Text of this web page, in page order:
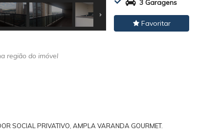
3 Garagens
Favoritar
região do imóvel
SOCIAL PRIVATIVO, AMPLA VARANDA GOURMET.